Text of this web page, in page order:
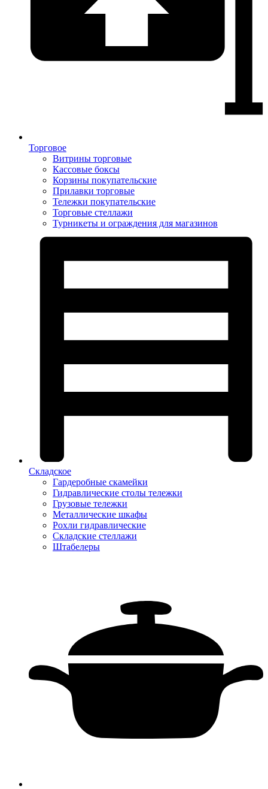
Торговое
Витрины торговые
Кассовые боксы
Корзины покупательские
Прилавки торговые
Тележки покупательские
Торговые стеллажи
Турникеты и ограждения для магазинов
Складское
Гардеробные скамейки
Гидравлические столы тележки
Грузовые тележки
Металлические шкафы
Рохли гидравлические
Складские стеллажи
Штабелеры